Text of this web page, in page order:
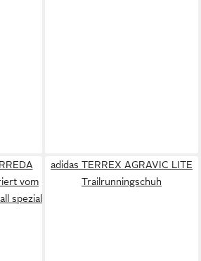
vom
spezial
adidas TERREX AGRAVIC LITE
Trailrunningschuh